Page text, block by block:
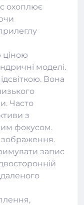
охоплює
ціною
моделі.
Вона
Часто
з
фокусом.
запис